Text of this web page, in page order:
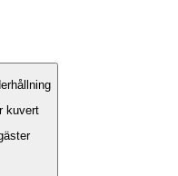
kuvert